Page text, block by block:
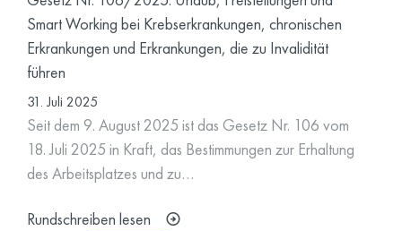
Smart Working bei Krebserkrankungen, chronischen
Erkrankungen und Erkrankungen, die zu Invalidität
führen
31. Juli 2025
Seit dem 9. August 2025 ist das Gesetz Nr. 106 vom
18. Juli 2025 in Kraft, das Bestimmungen zur Erhaltung
des Arbeitsplatzes und zu…
Rundschreiben lesen